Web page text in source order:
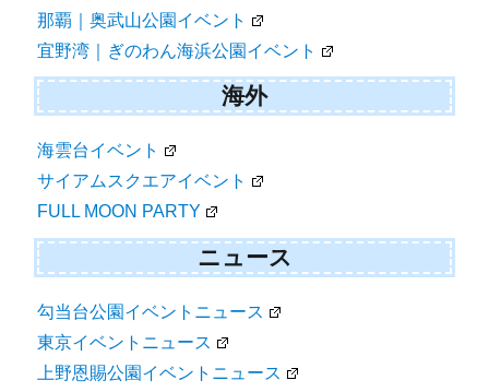
那覇｜奥武山公園イベント
宜野湾｜ぎのわん海浜公園イベント
海外
海雲台イベント
サイアムスクエアイベント
FULL MOON PARTY
ニュース
勾当台公園イベントニュース
東京イベントニュース
上野恩賜公園イベントニュース